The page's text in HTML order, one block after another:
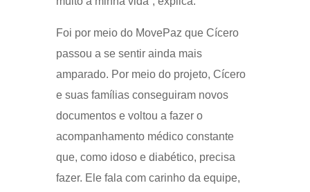
Foi por meio do MovePaz que Cícero
passou a se sentir ainda mais
amparado. Por meio do projeto, Cícero
e suas famílias conseguiram novos
documentos e voltou a fazer o
acompanhamento médico constante
que, como idoso e diabético, precisa
fazer. Ele fala com carinho da equipe,